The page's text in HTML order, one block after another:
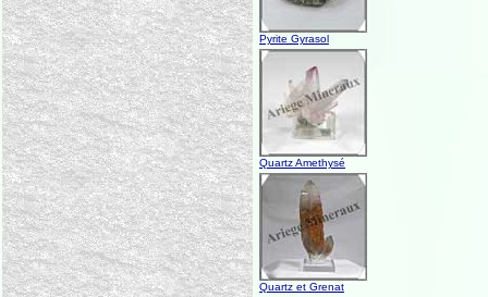
Pyrite Gyrasol
Quartz Amethysé
Quartz et Grenat